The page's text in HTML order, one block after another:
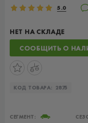
5.0
НЕТ НА СКЛАДЕ
СООБЩИТЬ О
КОД ТОВАРА: 2875
СЕГМЕНТ: